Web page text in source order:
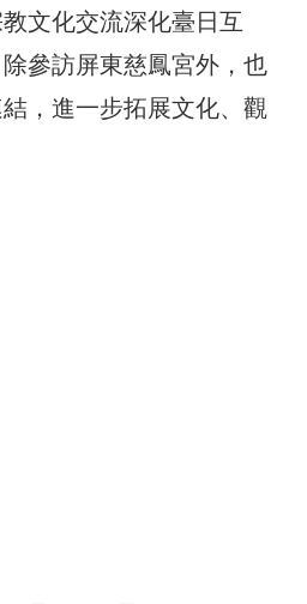
文化交流深化臺日互
參訪屏東慈鳳宮外，也
，進一步拓展文化、觀